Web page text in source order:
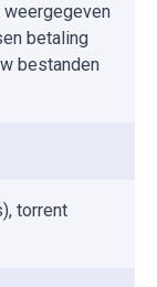
betaling
bestanden
torrent